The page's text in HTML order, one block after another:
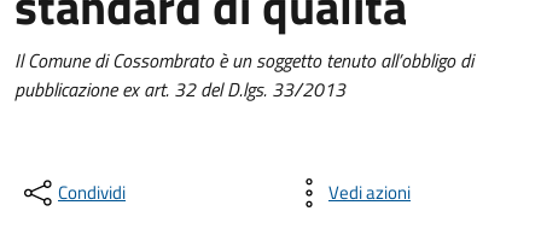
Il Comune di Cossombrato è un soggetto tenuto all’obbligo di
pubblicazione ex art. 32 del D.lgs. 33/2013
Condividi Vedi azioni